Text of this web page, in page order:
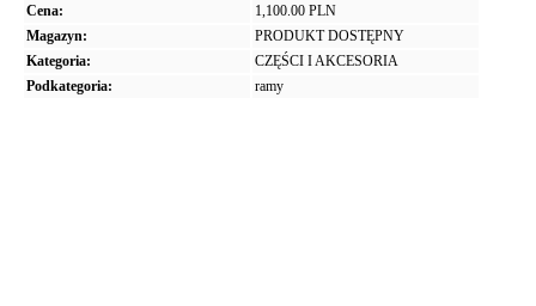
Cena:
1,100.00 PLN
Magazyn:
PRODUKT DOSTĘPNY
Kategoria:
CZĘŚCI I AKCESORIA
Podkategoria:
ramy